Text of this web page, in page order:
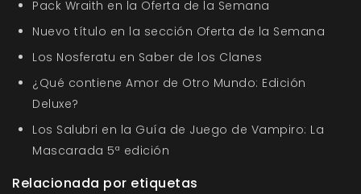
Pack Wraith en la Oferta de la Semana
Nuevo título en la sección Oferta de la Semana
Los Nosferatu en Saber de los Clanes
¿Qué contiene Amor de Otro Mundo: Edición
Deluxe?
Los Salubri en la Guía de Juego de Vampiro: La
Mascarada 5ª edición
Relacionada por etiquetas